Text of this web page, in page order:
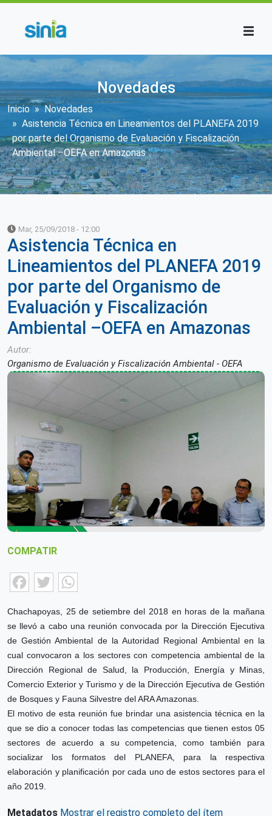
Novedades
Sobrescribir enlaces de ayuda a la
Inicio
Novedades
Asistencia Técnica en Lineamientos del PLANEFA 2019
por parte del Organismo de Evaluación y Fiscalización
Ambiental –OEFA en Amazonas
Mar, 25/09/2018 - 12:00
Asistencia Técnica en
Lineamientos del PLANEFA 2019
por parte del Organismo de
Evaluación y Fiscalización
Ambiental –OEFA en Amazonas
Autor
Organismo de Evaluación y Fiscalización Ambiental - OEFA
COMPATIR
Facebook
Twitter
Chachapoyas, 25 de setiembre del 2018 en horas de la mañana
se llevó a cabo una reunión convocada por la Dirección Ejecutiva
de Gestión Ambiental de la Autoridad Regional Ambiental en la
cual convocaron a los sectores con competencia ambiental de la
Dirección Regional de Salud, la Producción, Energía y Minas,
Comercio Exterior y Turismo y de la Dirección Ejecutiva de Gestión
de Bosques y Fauna Silvestre del ARA Amazonas.
El motivo de esta reunión fue brindar una asistencia técnica en la
que se dio a conocer todas las competencias que tienen estos 05
sectores de acuerdo a su competencia, como también para
socializar los formatos del PLANEFA, para la respectiva
elaboración y planificación por cada uno de estos sectores para el
año 2019.
Metadatos Mostrar el registro completo del ítem